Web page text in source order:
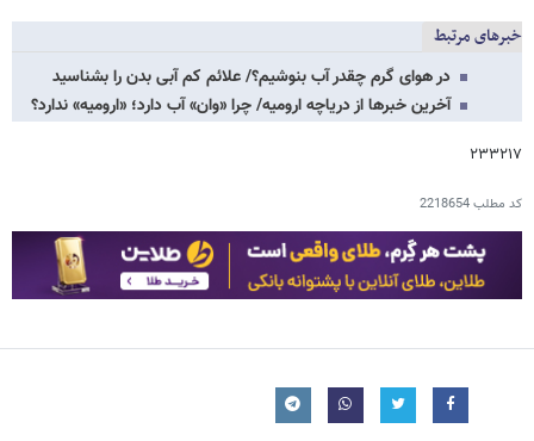
خبرهای مرتبط
در هوای گرم چقدر آب بنوشیم؟/ علائم کم‌ آبی بدن را بشناسید
آخرین خبرها از دریاچه ارومیه/ چرا «وان» آب دارد؛ «ارومیه» ندارد؟
۲۳۳۲۱۷
کد مطلب2218654